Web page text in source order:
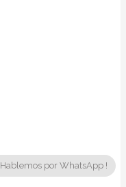
Hablemos por WhatsApp !